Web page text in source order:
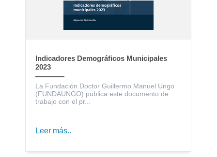
Indicadores Demográficos Municipales
2023
La Fundación Doctor Guillermo Manuel Ungo
(FUNDAUNGO) publica este documento de
trabajo con el pr...
Leer más..